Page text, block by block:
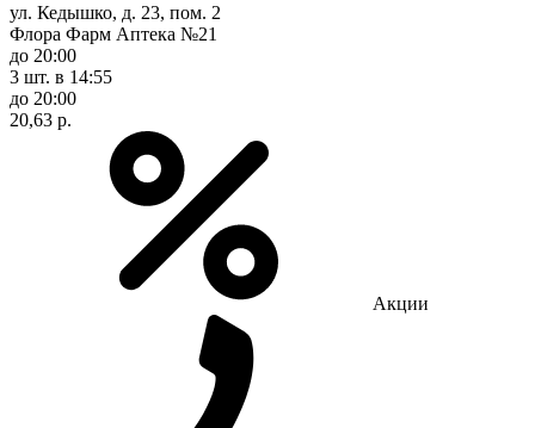
ул. Кедышко, д. 23, пом. 2
Флора Фарм Аптека №21
до 20:00
3 шт. в 14:55
до 20:00
20,63 р.
Акции